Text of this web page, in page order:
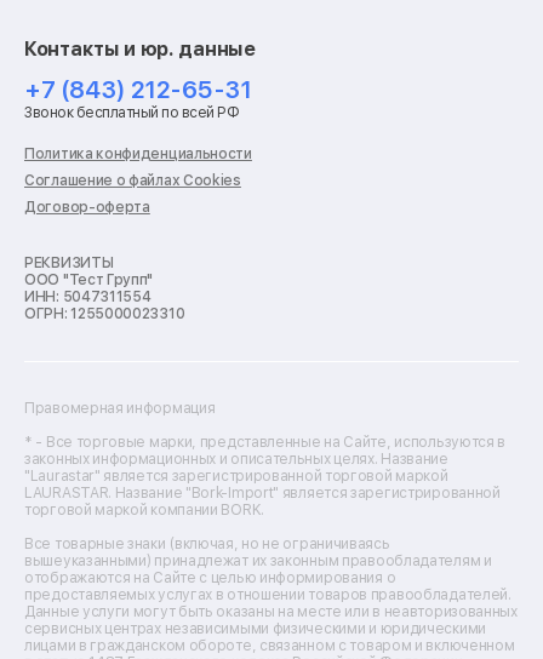
Ремонт роботов-пылесосов
Ремонт холодильников
Ремонт стиральных машин
Ремонт пылесосов
Ремонт варочных панелей
Ремонт духовых шкафов
Ремонт кондиционеров
Ремонт кухонных комбайнов
Ремонт морозильных камер
Ремонт отпаривателей
Ремонт плоттеров
Ремонт фенов
Ремонт цифровых биноклей
Ремонт тепловизоров
Ремонт массажных кресел
Ремонт водонагревателей
Ремонт вытяжек
Ремонт источников бесперебойного питания
Ремонт пароварок
Ремонт микшерных пультов
Ремонт dj-пультов
Ремонт кухонных плит
Ремонт стедикамов
Контакты и юр. данные
+7 (843) 212-65-31
Звонок бесплатный по всей РФ
Политика конфиденциальности
Соглашение о файлах Cookies
Договор-оферта
РЕКВИЗИТЫ
ООО "Тест Групп"
ИНН: 5047311554
ОГРН: 1255000023310
Правомерная информация
* - Все торговые марки, представленные на Сайте, используются в
законных информационных и описательных целях. Название
"Laurastar" является зарегистрированной торговой маркой
LAURASTAR. Название "Bork-Import" является зарегистрированной
торговой маркой компании BORK.
Все товарные знаки (включая, но не ограничиваясь
вышеуказанными) принадлежат их законным правообладателям и
отображаются на Сайте с целью информирования о
предоставляемых услугах в отношении товаров правообладателей.
Данные услуги могут быть оказаны на месте или в неавторизованных
сервисных центрах независимыми физическими и юридическими
лицами в гражданском обороте, связанном с товаром и включенном